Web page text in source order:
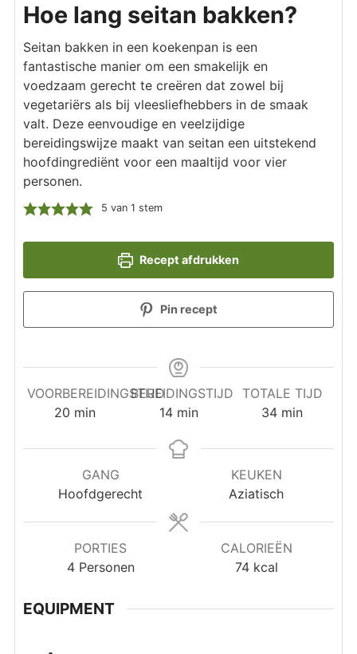
Hoe lang seitan bakken?
Seitan bakken in een koekenpan is een
fantastische manier om een smakelijk en
voedzaam gerecht te creëren dat zowel bij
vegetariërs als bij vleesliefhebbers in de smaak
valt. Deze eenvoudige en veelzijdige
bereidingswijze maakt van seitan een uitstekend
hoofdingrediënt voor een maaltijd voor vier
personen.
5 van 1 stem
Recept afdrukken
Pin recept
VOORBEREIDINGSTIJD
20minuten
min
BEREIDINGSTIJD
14minuten
min
TOTALE TIJD
34minuten
min
GANG
Hoofdgerecht
KEUKEN
Aziatisch
PORTIES
4 Personen
CALORIEËN
74 kcal
EQUIPMENT